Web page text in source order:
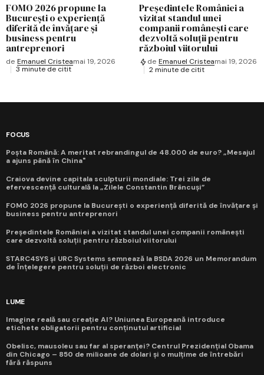
FOMO 2026 propune la
București o experiență
diferită de învățare și
business pentru
antreprenori
de Emanuel Cristeamai 19, 2026
3 minute de citit
Președintele României a
vizitat standul unei
companii românești care
dezvoltă soluții pentru
războiul viitorului
de Emanuel Cristeamai 19, 2026
2 minute de citit
FOCUS
Poșta Română: A meritat rebrandingul de 48.000 de euro? „Mesajul
a ajuns până în China"
Craiova devine capitala sculpturii mondiale: Trei zile de
efervescență culturală la „Zilele Constantin Brâncuși”
FOMO 2026 propune la București o experiență diferită de învățare și
business pentru antreprenori
Președintele României a vizitat standul unei companii românești
care dezvoltă soluții pentru războiul viitorului
STARC4SYS și URC Systems semnează la BSDA 2026 un Memorandum
de Înțelegere pentru soluții de război electronic
LUME
Imagine reală sau creație AI? Uniunea Europeană introduce
etichete obligatorii pentru conținutul artificial
Obelisc, mausoleu sau far al speranței? Centrul Prezidențial Obama
din Chicago – 850 de milioane de dolari și o mulțime de întrebări
fără răspuns